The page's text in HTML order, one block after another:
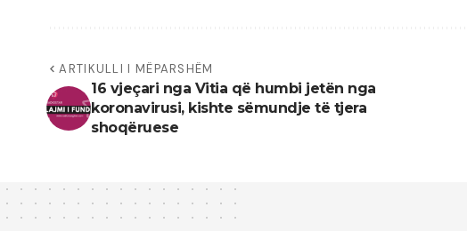
ARTIKULLI I MËPARSHËM
16 vjeçari nga Vitia që humbi jetën nga
koronavirusi, kishte sëmundje të tjera
shoqëruese